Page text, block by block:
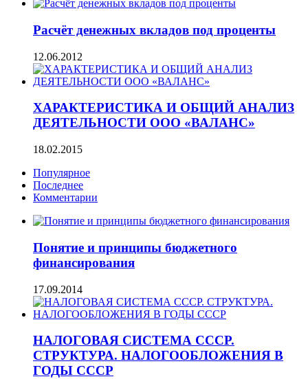
Расчёт денежных вкладов под проценты
12.06.2012
ХАРАКТЕРИСТИКА И ОБЩИЙ АНАЛИЗ
ДЕЯТЕЛЬНОСТИ ООО «ВАЛАНС»
18.02.2015
Популярное
Последнее
Комментарии
Понятие и принципы бюджетного
финансирования
17.09.2014
НАЛОГОВАЯ СИСТЕМА СССР.
СТРУКТУРА. НАЛОГООБЛОЖЕНИЯ В
ГОДЫ СССР